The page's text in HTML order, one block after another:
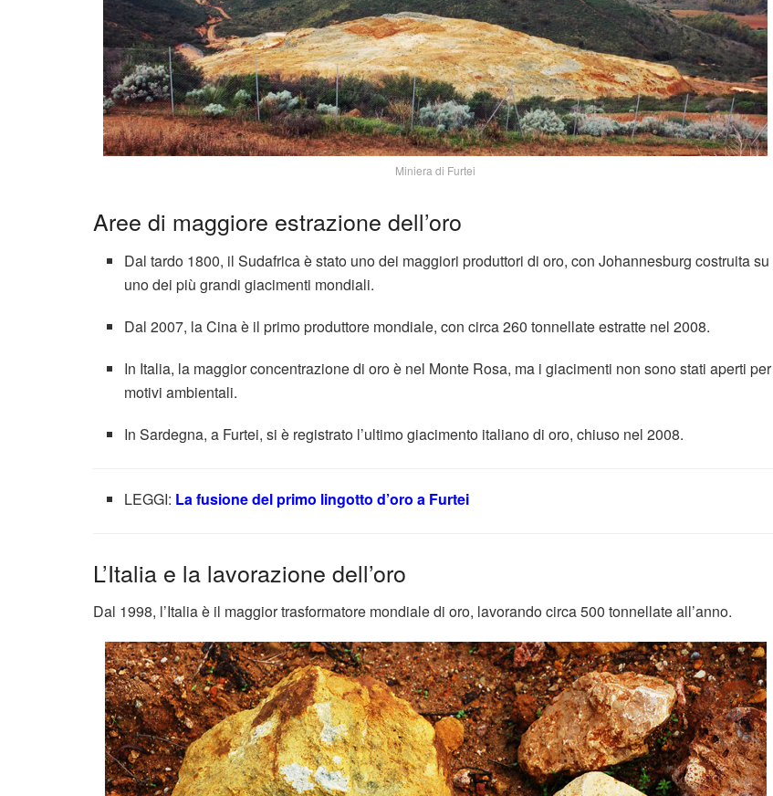
Miniera di Furtei
Aree di maggiore estrazione dell’oro
Dal tardo 1800, il Sudafrica è stato uno dei maggiori produttori di oro, con Johannesburg costruita su
uno dei più grandi giacimenti mondiali.
Dal 2007, la Cina è il primo produttore mondiale, con circa 260 tonnellate estratte nel 2008.
In Italia, la maggior concentrazione di oro è nel Monte Rosa, ma i giacimenti non sono stati aperti per
motivi ambientali.
In Sardegna, a Furtei, si è registrato l’ultimo giacimento italiano di oro, chiuso nel 2008.
LEGGI: La fusione del primo lingotto d’oro a Furtei
L’Italia e la lavorazione dell’oro
Dal 1998, l’Italia è il maggior trasformatore mondiale di oro, lavorando circa 500 tonnellate all’anno.